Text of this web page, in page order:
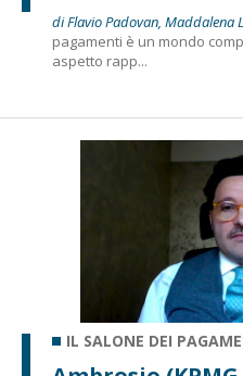
di Flavio Padovan, Maddalena
pagamenti è un mondo
aspetto rapp...
IL SALONE DEI